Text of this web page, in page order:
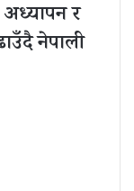
अध्यापन र
नेपाली